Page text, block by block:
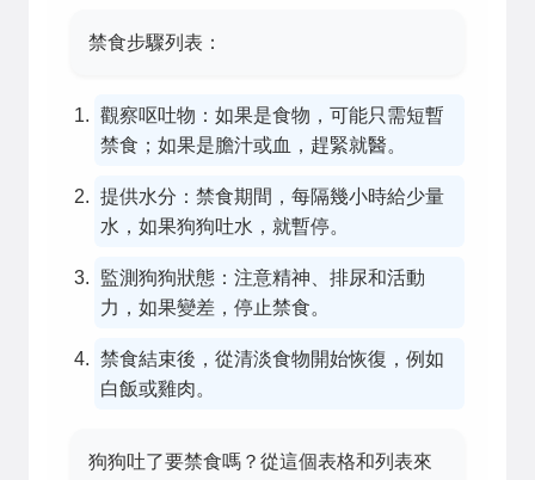
禁食步驟列表：
觀察呕吐物：如果是食物，可能只需短暫
禁食；如果是膽汁或血，趕緊就醫。
提供水分：禁食期間，每隔幾小時給少量
水，如果狗狗吐水，就暫停。
監測狗狗狀態：注意精神、排尿和活動
力，如果變差，停止禁食。
禁食結束後，從清淡食物開始恢復，例如
白飯或雞肉。
狗狗吐了要禁食嗎？從這個表格和列表來